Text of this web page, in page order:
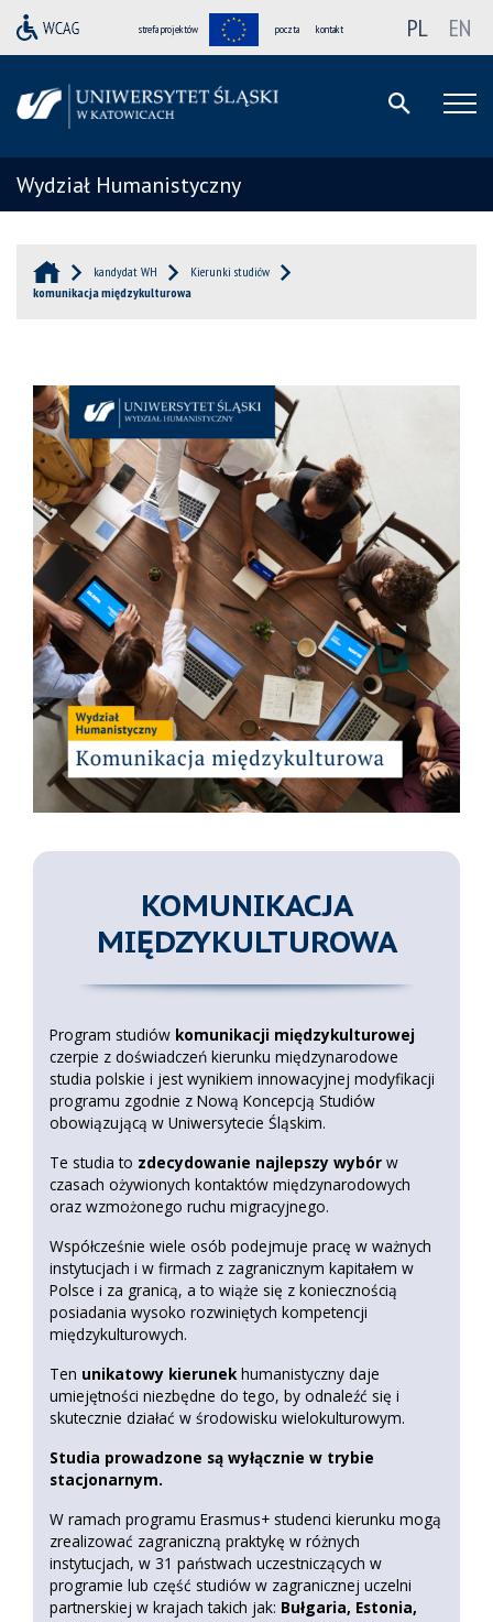
strefa projektów poczta kontakt PL EN
Wydział Humanistyczny
kandydat WH
Kierunki studiów
komunikacja międzykulturowa
KOMUNIKACJA
MIĘDZYKULTUROWA
Program studiów komunikacji międzykulturowej
czerpie z doświadczeń kierunku międzynarodowe
studia polskie i jest wynikiem innowacyjnej modyfikacji
programu zgodnie z Nową Koncepcją Studiów
obowiązującą w Uniwersytecie Śląskim.
Te studia to zdecydowanie najlepszy wybór w
czasach ożywionych kontaktów międzynarodowych
oraz wzmożonego ruchu migracyjnego.
Współcześnie wiele osób podejmuje pracę w ważnych
instytucjach i w firmach z zagranicznym kapitałem w
Polsce i za granicą, a to wiąże się z koniecznością
posiadania wysoko rozwiniętych kompetencji
międzykulturowych.
Ten unikatowy kierunekhumanistyczny daje
umiejętności niezbędne do tego, by odnaleźć się i
skutecznie działać w środowisku wielokulturowym.
Studia prowadzone są wyłącznie w trybie
stacjonarnym.
W ramach programu Erasmus+ studenci kierunku mogą
zrealizować zagraniczną praktykę w różnych
instytucjach, w 31 państwach uczestniczących w
programie lub część studiów w zagranicznej uczelni
partnerskiej w krajach takich jak: Bułgaria, Estonia,